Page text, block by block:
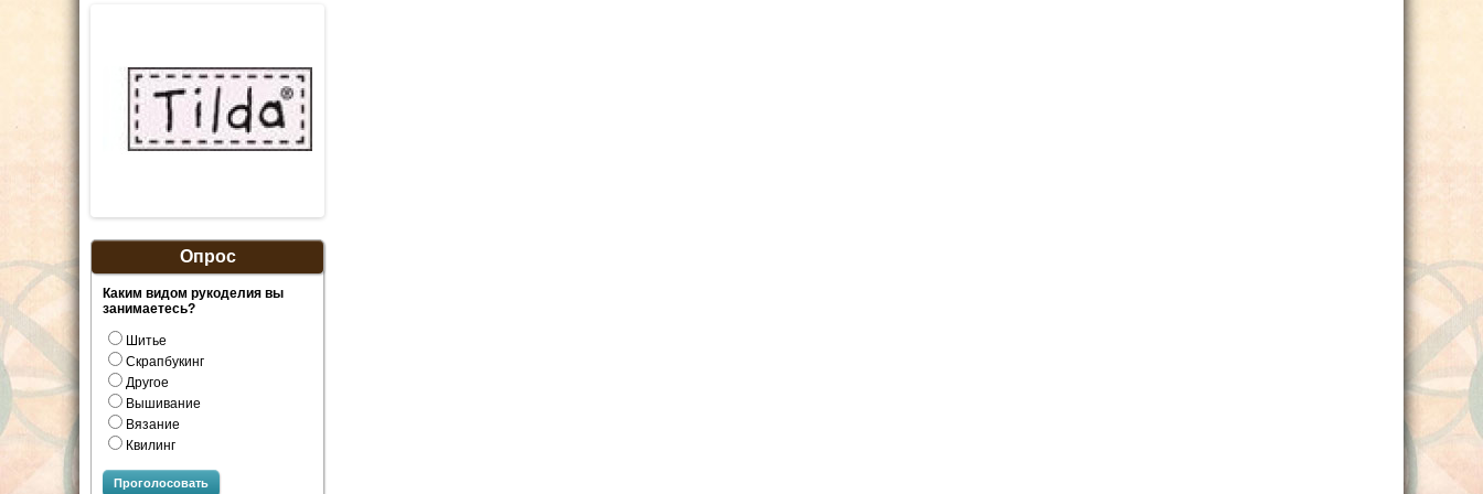
Опрос
Каким видом рукоделия вы
занимаетесь?
Шитье
Скрапбукинг
Другое
Вышивание
Вязание
Квилинг
Проголосовать